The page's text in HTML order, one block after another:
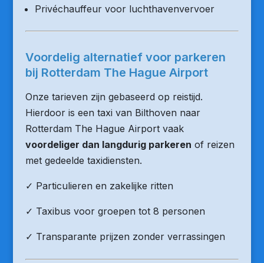
Privéchauffeur voor luchthavenvervoer
Voordelig alternatief voor parkeren
bij Rotterdam The Hague Airport
Onze tarieven zijn gebaseerd op reistijd.
Hierdoor is een taxi van Bilthoven naar
Rotterdam The Hague Airport vaak
voordeliger dan langdurig parkeren of reizen
met gedeelde taxidiensten.
✓ Particulieren en zakelijke ritten
✓ Taxibus voor groepen tot 8 personen
✓ Transparante prijzen zonder verrassingen